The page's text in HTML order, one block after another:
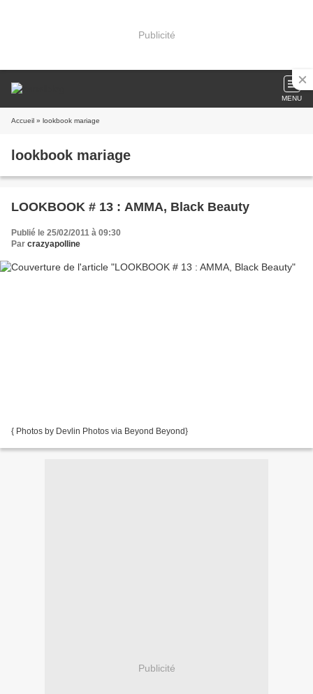
Publicité
MENU
Accueil » lookbook mariage
lookbook mariage
LOOKBOOK # 13 : AMMA, Black Beauty
Publié le 25/02/2011 à 09:30
Par crazyapolline
{ Photos by Devlin Photos via Beyond Beyond}
Publicité